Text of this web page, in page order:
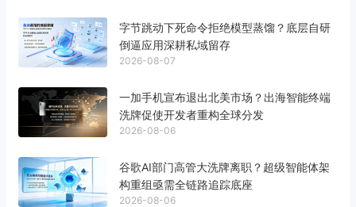
字节跳动下死命令拒绝模型蒸馏？底层自研
倒逼应用深耕私域留存
2026-08-07
一加手机宣布退出北美市场？出海智能终端
洗牌促使开发者重构全球分发
2026-08-06
谷歌AI部门高管大洗牌离职？超级智能体架
构重组亟需全链路追踪底座
2026-08-06